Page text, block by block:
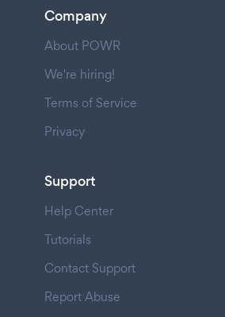
Company
About POWR
We're hiring!
Terms of Service
Privacy
Support
Help Center
Tutorials
Contact Support
Report Abuse